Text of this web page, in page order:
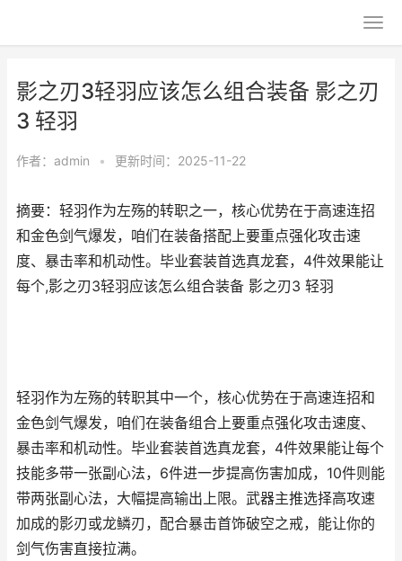
影之刃3轻羽应该怎么组合装备 影之刃
3 轻羽
作者： admin • 更新时间：2025-11-22
摘要：轻羽作为左殇的转职之一，核心优势在于高速连招
和金色剑气爆发，咱们在装备搭配上要重点强化攻击速
度、暴击率和机动性。毕业套装首选真龙套，4件效果能让
每个,影之刃3轻羽应该怎么组合装备 影之刃3 轻羽
轻羽作为左殇的转职其中一个，核心优势在于高速连招和
金色剑气爆发，咱们在装备组合上要重点强化攻击速度、
暴击率和机动性。毕业套装首选真龙套，4件效果能让每个
技能多带一张副心法，6件进一步提高伤害加成，10件则能
带两张副心法，大幅提高输出上限。武器主推选择高攻速
加成的影刃或龙鳞刃，配合暴击首饰破空之戒，能让你的
剑气伤害直接拉满。